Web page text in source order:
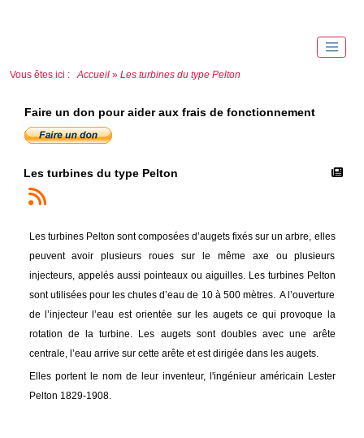
Vous êtes ici : Accueil » Les turbines du type Pelton
Faire un don pour aider aux frais de fonctionnement
Les turbines du type Pelton
Les turbines Pelton sont composées d’augets fixés sur un arbre, elles
peuvent avoir plusieurs roues sur le même axe ou plusieurs
injecteurs, appelés aussi pointeaux ou aiguilles. Les turbines Pelton
sont utilisées pour les chutes d’eau de 10 à 500 mètres. A l’ouverture
de l’injecteur l’eau est orientée sur les augets ce qui provoque la
rotation de la turbine. Les augets sont doubles avec une arête
centrale, l’eau arrive sur cette arête et est dirigée dans les augets.
Elles portent le nom de leur inventeur, l'ingénieur américain Lester
Pelton 1829-1908.